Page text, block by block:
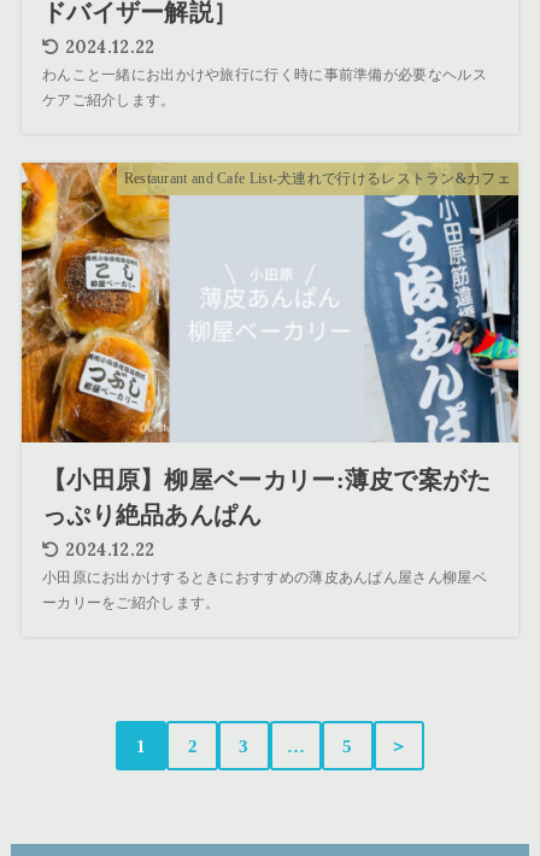
ドバイザー解説］
2024.12.22
わんこと一緒にお出かけや旅行に行く時に事前準備が必要なヘルス
ケアご紹介します。
Restaurant and Cafe List-犬連れで行けるレストラン&カフェ
【小田原】柳屋ベーカリー:薄皮で案がた
っぷり絶品あんぱん
2024.12.22
小田原にお出かけするときにおすすめの薄皮あんぱん屋さん柳屋ベ
ーカリーをご紹介します。
1 2 3 … 5 ＞